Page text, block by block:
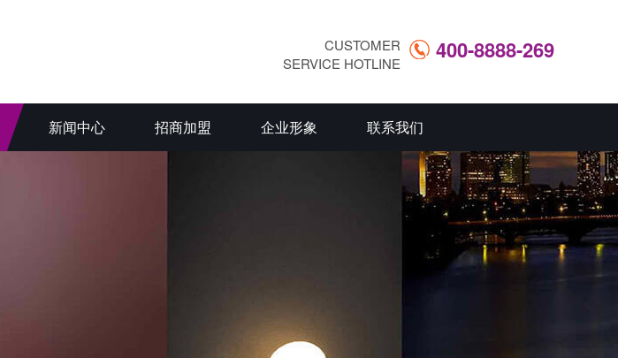
CUSTOMER
SERVICE HOTLINE
400-8888-269
新闻中心 招商加盟 企业形象 联系我们